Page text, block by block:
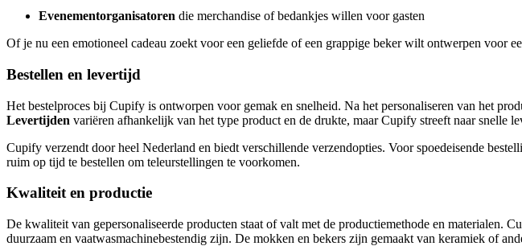
Evenementorganisatoren die merchandise of bedankjes willen voor gasten
Of je nu een emotioneel cadeau zoekt voor een geliefde of een grappige beker wilt ontwerpen voor
Bestellen en levertijd
Het bestelproces bij Cupify is ontworpen voor gemak en snelheid. Na het personaliseren van het
Levertijden variëren afhankelijk van het type product en de drukte, maar Cupify streeft naar snelle
Cupify verzendt door heel Nederland en biedt verschillende verzendopties. Voor spoedeisende
ruim op tijd te bestellen om teleurstellingen te voorkomen.
Kwaliteit en productie
De kwaliteit van gepersonaliseerde producten staat of valt met de productiemethode en materialen.
duurzaam en vaatwasmachinebestendig zijn. De mokken en bekers zijn gemaakt van keramiek of